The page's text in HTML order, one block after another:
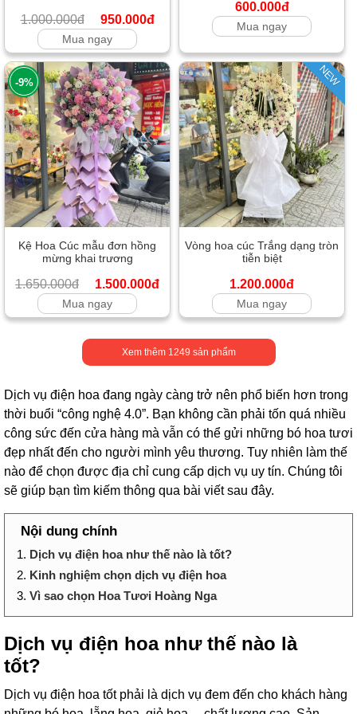
1.000.000đ 950.000đ
Mua ngay
600.000đ
Mua ngay
-9%
Kệ Hoa Cúc mẫu đơn hồng
mừng khai trương
1.650.000đ 1.500.000đ
Mua ngay
NEW
Vòng hoa cúc Trắng dạng tròn
tiễn biệt
1.200.000đ
Mua ngay
Xem thêm 1249 sản phẩm
Dịch vụ điện hoa đang ngày càng trở nên phổ biến hơn trong
thời buổi “công nghệ 4.0”. Bạn không cần phải tốn quá nhiều
công sức đến cửa hàng mà vẫn có thể gửi những bó hoa tươi
đẹp nhất đến cho người mình yêu thương. Tuy nhiên làm thế
nào để chọn được địa chỉ cung cấp dịch vụ uy tín. Chúng tôi
sẽ giúp bạn tìm kiếm thông qua bài viết sau đây.
Nội dung chính
1. Dịch vụ điện hoa như thế nào là tốt?
2. Kinh nghiệm chọn dịch vụ điện hoa
3. Vì sao chọn Hoa Tươi Hoàng Nga
Dịch vụ điện hoa như thế nào là
tốt?
Dịch vụ điện hoa tốt phải là dịch vụ đem đến cho khách hàng